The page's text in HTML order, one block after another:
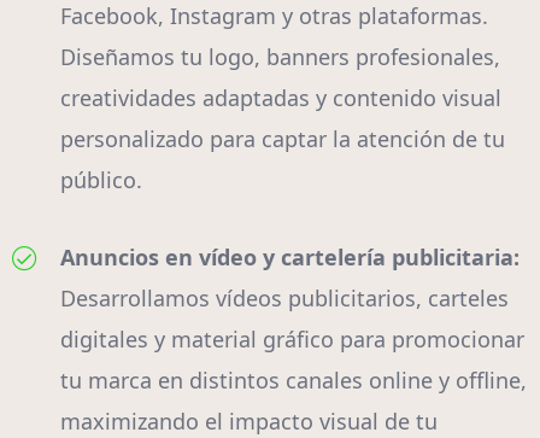
Facebook, Instagram y otras plataformas.
Diseñamos tu logo, banners profesionales,
creatividades adaptadas y contenido visual
personalizado para captar la atención de tu
público.
Anuncios en vídeo y cartelería publicitaria:
Desarrollamos vídeos publicitarios, carteles
digitales y material gráfico para promocionar
tu marca en distintos canales online y offline,
maximizando el impacto visual de tu